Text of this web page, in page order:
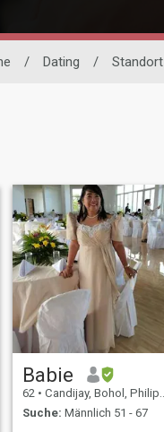
/ Dating / Standort
Babie
62 • Candijay, Bohol, Philippinen
Suche: Männlich 51 - 67